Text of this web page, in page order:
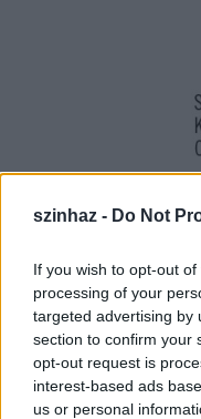
szinhaz - Do Not
If you wish to opt-out
processing of your
targeted advertising by
section to confirm your
opt-out request is
interest-based ads
us or personal
A Színházi
Népszabadság
felfüggesztéséről,
esetében üzletileg
a lap jövőjére nézve.